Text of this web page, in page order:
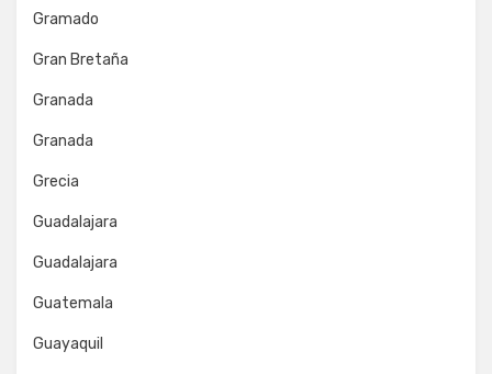
Gramado
Gran Bretaña
Granada
Granada
Grecia
Guadalajara
Guadalajara
Guatemala
Guayaquil